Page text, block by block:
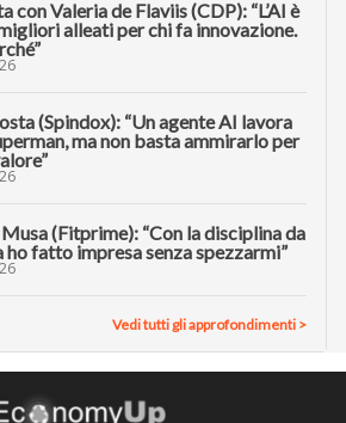
con Valeria de Flaviis (CDP): “L’AI è
alleati per chi fa innovazione.
(Spindox): “Un agente AI lavora
ma non basta ammirarlo per
(Fitprime): “Con la disciplina da
fatto impresa senza spezzarmi”
Vedi tutti gli approfondimenti >